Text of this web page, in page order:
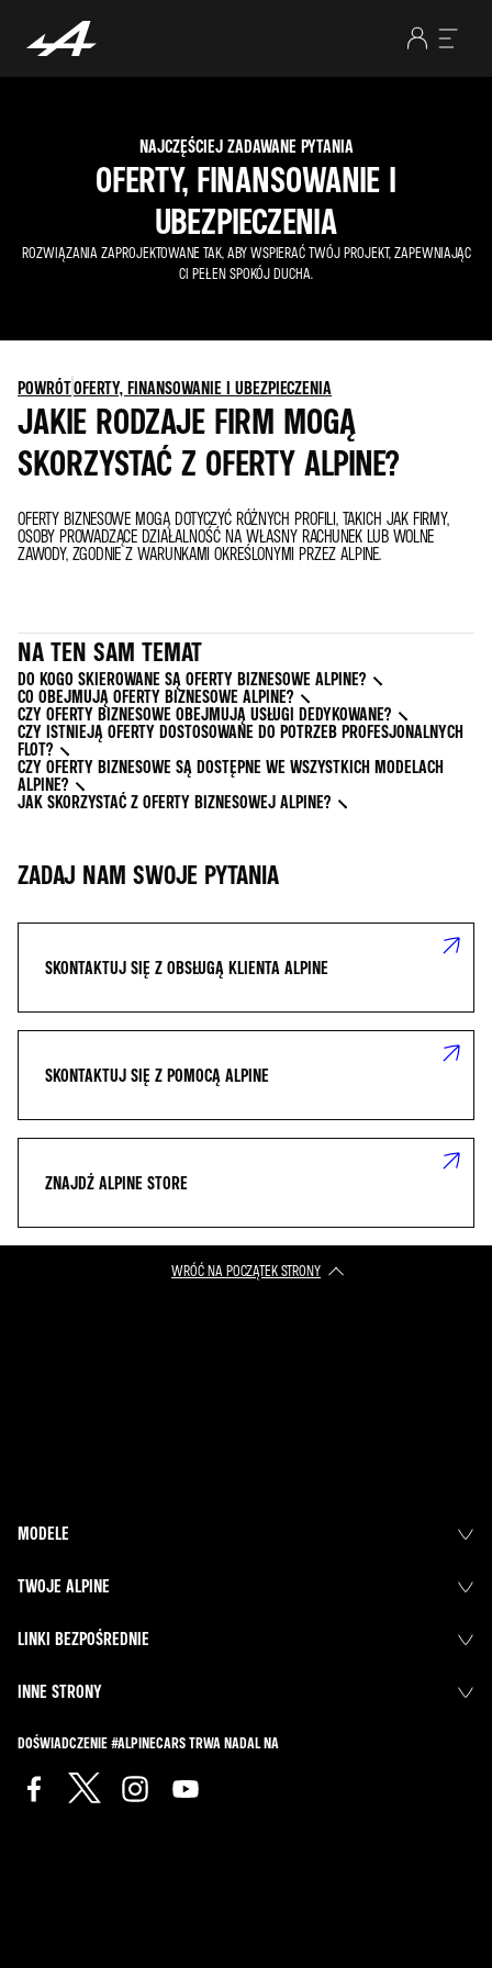
NAJCZĘŚCIEJ ZADAWANE PYTANIA
OFERTY, FINANSOWANIE I
UBEZPIECZENIA
ROZWIĄZANIA ZAPROJEKTOWANE TAK, ABY WSPIERAĆ TWÓJ PROJEKT, ZAPEWNIAJĄC
CI PEŁEN SPOKÓJ DUCHA.
POWRÓTOFERTY, FINANSOWANIE I UBEZPIECZENIA
JAKIE RODZAJE FIRM MOGĄ
SKORZYSTAĆ Z OFERTY ALPINE?
OFERTY BIZNESOWE MOGĄ DOTYCZYĆ RÓŻNYCH PROFILI, TAKICH JAK FIRMY,
OSOBY PROWADZĄCE DZIAŁALNOŚĆ NA WŁASNY RACHUNEK LUB WOLNE
ZAWODY, ZGODNIE Z WARUNKAMI OKREŚLONYMI PRZEZ ALPINE.
NA TEN SAM TEMAT
DO KOGO SKIEROWANE SĄ OFERTY BIZNESOWE ALPINE?
CO OBEJMUJĄ OFERTY BIZNESOWE ALPINE?
CZY OFERTY BIZNESOWE OBEJMUJĄ USŁUGI DEDYKOWANE?
CZY ISTNIEJĄ OFERTY DOSTOSOWANE DO POTRZEB PROFESJONALNYCH
FLOT?
CZY OFERTY BIZNESOWE SĄ DOSTĘPNE WE WSZYSTKICH MODELACH
ALPINE?
JAK SKORZYSTAĆ Z OFERTY BIZNESOWEJ ALPINE?
ZADAJ NAM SWOJE PYTANIA
SKONTAKTUJ SIĘ Z OBSŁUGĄ KLIENTA ALPINE
SKONTAKTUJ SIĘ Z POMOCĄ ALPINE
ZNAJDŹ ALPINE STORE
WRÓĆ NA POCZĄTEK STRONY
MODELE
TWOJE ALPINE
LINKI BEZPOŚREDNIE
INNE STRONY
DOŚWIADCZENIE #ALPINECARS TRWA NADAL NA